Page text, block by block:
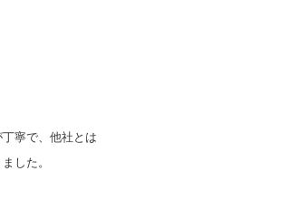
寧で、他社とは
した。